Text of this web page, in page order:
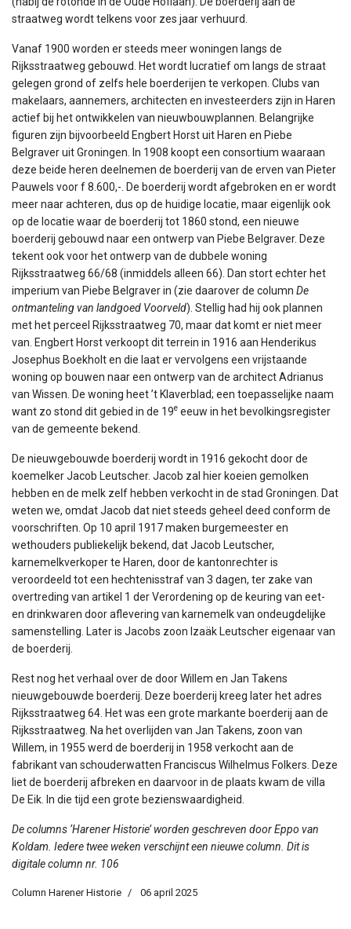
straatweg wordt telkens voor zes jaar verhuurd.
Vanaf 1900 worden er steeds meer woningen langs de
Rijksstraatweg gebouwd. Het wordt lucratief om langs de straat
gelegen grond of zelfs hele boerderijen te verkopen. Clubs van
makelaars, aannemers, architecten en investeerders zijn in Haren
actief bij het ontwikkelen van nieuwbouwplannen. Belangrijke
figuren zijn bijvoorbeeld Engbert Horst uit Haren en Piebe
Belgraver uit Groningen. In 1908 koopt een consortium waaraan
deze beide heren deelnemen de boerderij van de erven van Pieter
Pauwels voor f 8.600,-. De boerderij wordt afgebroken en er wordt
meer naar achteren, dus op de huidige locatie, maar eigenlijk ook
op de locatie waar de boerderij tot 1860 stond, een nieuwe
boerderij gebouwd naar een ontwerp van Piebe Belgraver. Deze
tekent ook voor het ontwerp van de dubbele woning
Rijksstraatweg 66/68 (inmiddels alleen 66). Dan stort echter het
imperium van Piebe Belgraver in (zie daarover de column De
ontmanteling van landgoed Voorveld). Stellig had hij ook plannen
met het perceel Rijksstraatweg 70, maar dat komt er niet meer
van. Engbert Horst verkoopt dit terrein in 1916 aan Henderikus
Josephus Boekholt en die laat er vervolgens een vrijstaande
woning op bouwen naar een ontwerp van de architect Adrianus
van Wissen. De woning heet ’t Klaverblad; een toepasselijke naam
want zo stond dit gebied in de 19e eeuw in het bevolkingsregister
van de gemeente bekend.
De nieuwgebouwde boerderij wordt in 1916 gekocht door de
koemelker Jacob Leutscher. Jacob zal hier koeien gemolken
hebben en de melk zelf hebben verkocht in de stad Groningen. Dat
weten we, omdat Jacob dat niet steeds geheel deed conform de
voorschriften. Op 10 april 1917 maken burgemeester en
wethouders publiekelijk bekend, dat Jacob Leutscher,
karnemelkverkoper te Haren, door de kantonrechter is
veroordeeld tot een hechtenisstraf van 3 dagen, ter zake van
overtreding van artikel 1 der Verordening op de keuring van eet-
en drinkwaren door aflevering van karnemelk van ondeugdelijke
samenstelling. Later is Jacobs zoon Izaäk Leutscher eigenaar van
de boerderij.
Rest nog het verhaal over de door Willem en Jan Takens
nieuwgebouwde boerderij. Deze boerderij kreeg later het adres
Rijksstraatweg 64. Het was een grote markante boerderij aan de
Rijksstraatweg. Na het overlijden van Jan Takens, zoon van
Willem, in 1955 werd de boerderij in 1958 verkocht aan de
fabrikant van schouderwatten Franciscus Wilhelmus Folkers. Deze
liet de boerderij afbreken en daarvoor in de plaats kwam de villa
De Eik. In die tijd een grote bezienswaardigheid.
De columns ‘Harener Historie’ worden geschreven door Eppo van
Koldam. Iedere twee weken verschijnt een nieuwe column. Dit is
digitale column nr. 106
Column Harener Historie 06 april 2025